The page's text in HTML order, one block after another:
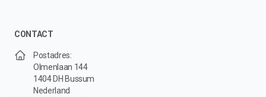
CONTACT
Postadres:
Olmenlaan 144
1404 DH Bussum
Nederland